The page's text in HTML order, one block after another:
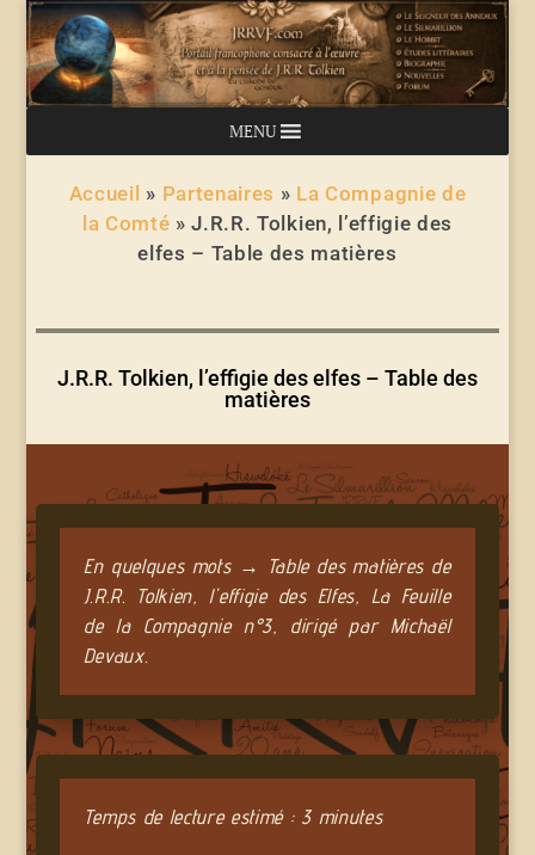
MENU
Accueil » Partenaires » La Compagnie de
la Comté »J.R.R. Tolkien, l’effigie des
elfes – Table des matières
J.R.R. Tolkien, l’effigie des elfes – Table des
matières
En quelques mots → Table des matières de
J.R.R. Tolkien, l'effigie des Elfes, La Feuille
de la Compagnie n°3, dirigé par Michaël
Devaux.
Temps de lecture estimé : 3 minutes